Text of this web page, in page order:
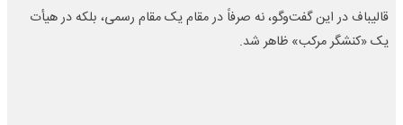
قالیباف در این گفت‌وگو، نه صرفاً در مقام یک مقام رسمی، بلکه در هیأت
یک «کنشگر مرکب» ظاهر شد.